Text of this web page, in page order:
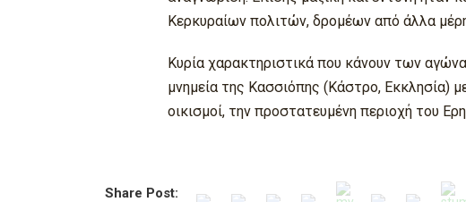
Κερκυραίων πολιτών, δρομέων από άλλα
Κυρία χαρακτηριστικά που κάνουν των
μνημεία της Κασσιόπης (Κάστρο, Εκκλησία)
οικισμοί, την προστατευμένη περιοχή του
Share Post: